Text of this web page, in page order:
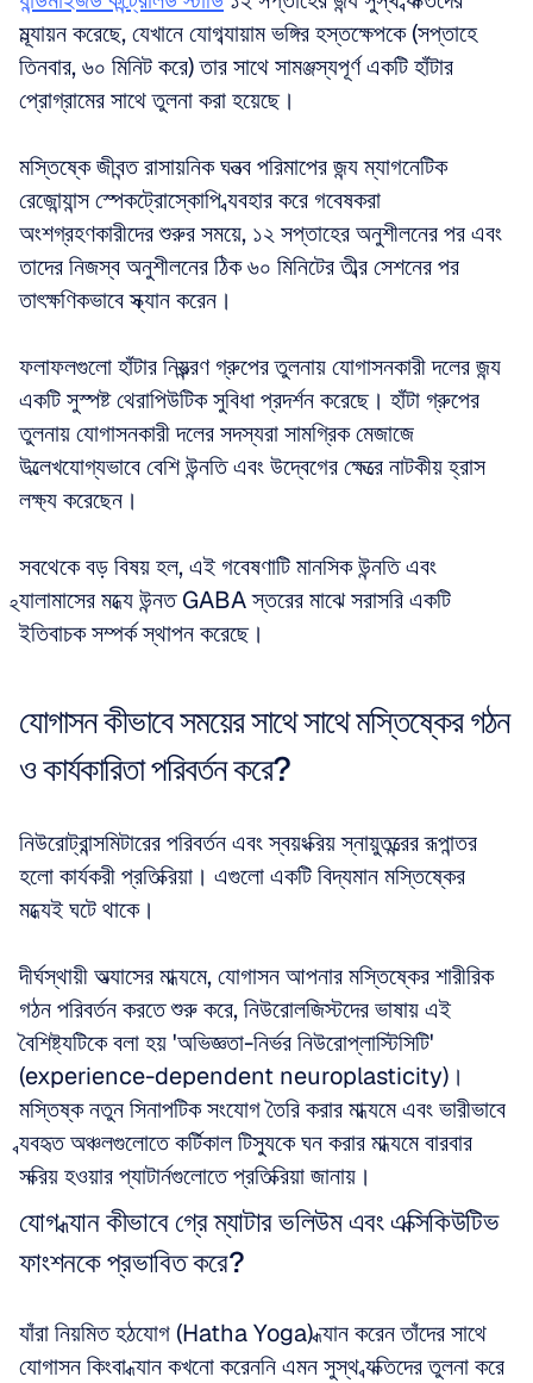
মূল্যায়ন করেছে, যেখানে যোগব্যায়াম ভঙ্গির হস্তক্ষেপকে (সপ্তাহে
তিনবার, ৬০ মিনিট করে) তার সাথে সামঞ্জস্যপূর্ণ একটি হাঁটার
প্রোগ্রামের সাথে তুলনা করা হয়েছে।
মস্তিষ্কে জীবন্ত রাসায়নিক ঘনত্ব পরিমাপের জন্য ম্যাগনেটিক
রেজোন্যান্স স্পেকট্রোস্কোপি ব্যবহার করে গবেষকরা
অংশগ্রহণকারীদের শুরুর সময়ে, ১২ সপ্তাহের অনুশীলনের পর এবং
তাদের নিজস্ব অনুশীলনের ঠিক ৬০ মিনিটের তীব্র সেশনের পর
তাৎক্ষণিকভাবে স্ক্যান করেন।
ফলাফলগুলো হাঁটার নিয়ন্ত্রণ গ্রুপের তুলনায় যোগাসনকারী দলের জন্য
একটি সুস্পষ্ট থেরাপিউটিক সুবিধা প্রদর্শন করেছে। হাঁটা গ্রুপের
তুলনায় যোগাসনকারী দলের সদস্যরা সামগ্রিক মেজাজে
উল্লেখযোগ্যভাবে বেশি উন্নতি এবং উদ্বেগের ক্ষেত্রে নাটকীয় হ্রাস
লক্ষ্য করেছেন।
সবথেকে বড় বিষয় হল, এই গবেষণাটি মানসিক উন্নতি এবং
থ্যালামাসের মধ্যে উন্নত GABA স্তরের মাঝে সরাসরি একটি
ইতিবাচক সম্পর্ক স্থাপন করেছে।
যোগাসন কীভাবে সময়ের সাথে সাথে মস্তিষ্কের গঠন
ও কার্যকারিতা পরিবর্তন করে?
নিউরোট্রান্সমিটারের পরিবর্তন এবং স্বয়ংক্রিয় স্নায়ুতন্ত্রের রূপান্তর
হলো কার্যকরী প্রতিক্রিয়া। এগুলো একটি বিদ্যমান মস্তিষ্কের
মধ্যেই ঘটে থাকে।
দীর্ঘস্থায়ী অভ্যাসের মাধ্যমে, যোগাসন আপনার মস্তিষ্কের শারীরিক
গঠন পরিবর্তন করতে শুরু করে, নিউরোলজিস্টদের ভাষায় এই
বৈশিষ্ট্যটিকে বলা হয় 'অভিজ্ঞতা-নির্ভর নিউরোপ্লাস্টিসিটি'
(experience-dependent neuroplasticity)।
মস্তিষ্ক নতুন সিনাপটিক সংযোগ তৈরি করার মাধ্যমে এবং ভারীভাবে
ব্যবহৃত অঞ্চলগুলোতে কর্টিকাল টিস্যুকে ঘন করার মাধ্যমে বারবার
সক্রিয় হওয়ার প্যাটার্নগুলোতে প্রতিক্রিয়া জানায়।
যোগ ধ্যান কীভাবে গ্রে ম্যাটার ভলিউম এবং এক্সিকিউটিভ
ফাংশনকে প্রভাবিত করে?
যাঁরা নিয়মিত হঠযোগ (Hatha Yoga) ধ্যান করেন তাঁদের সাথে
যোগাসন কিংবা ধ্যান কখনো করেননি এমন সুস্থ ব্যক্তিদের তুলনা করে